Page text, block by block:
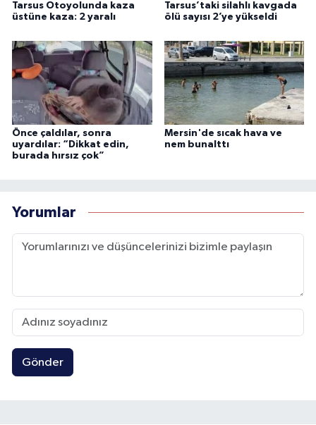
Tarsus Otoyolunda kaza
üstüne kaza: 2 yaralı
Tarsus’taki silahlı kavgada
ölü sayısı 2’ye yükseldi
Önce çaldılar, sonra
uyardılar: “Dikkat edin,
burada hırsız çok”
Mersin'de sıcak hava ve
nem bunalttı
Yorumlar
Gönder